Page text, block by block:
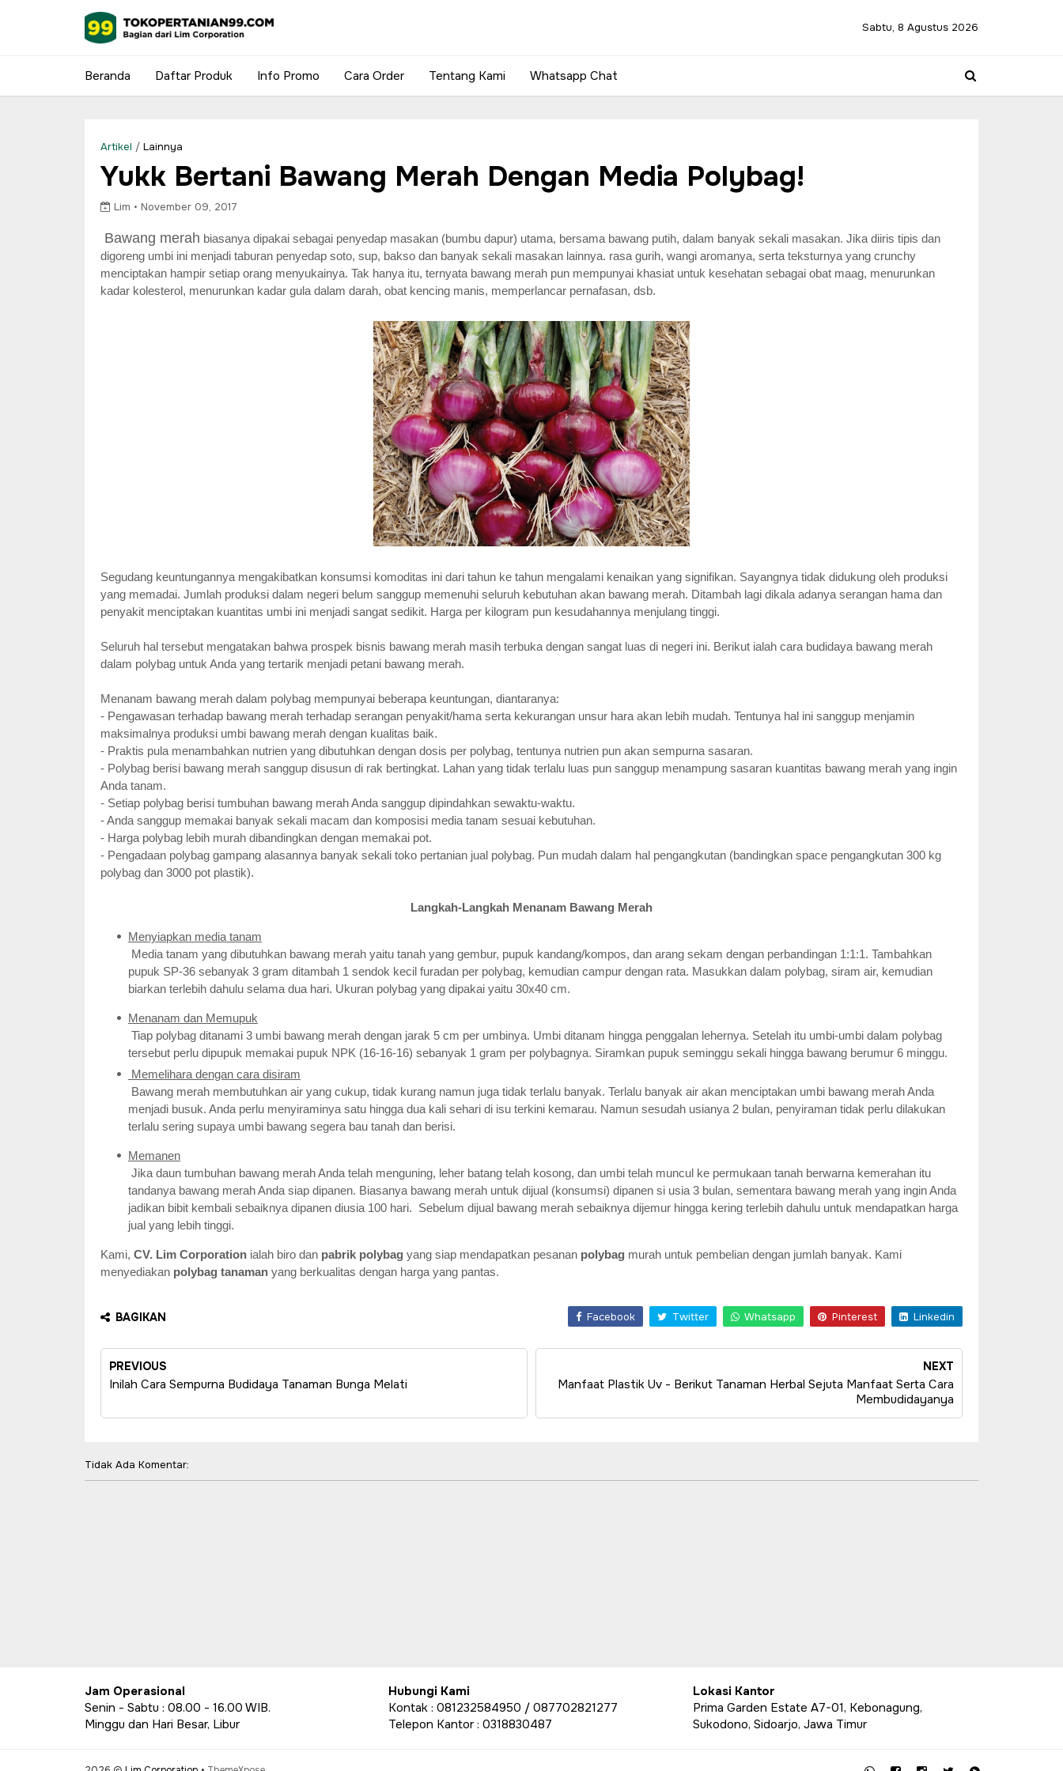
Sabtu, 8 Agustus 2026
Beranda Daftar Produk Info Promo Cara Order Tentang Kami Whatsapp Chat
Artikel / Lainnya
Yukk Bertani Bawang Merah Dengan Media Polybag!
Lim • November 09, 2017
Bawang merah biasanya dipakai sebagai penyedap masakan (bumbu dapur) utama, bersama bawang putih, dalam banyak sekali masakan. Jika diiris tipis dan
digoreng umbi ini menjadi taburan penyedap soto, sup, bakso dan banyak sekali masakan lainnya. rasa gurih, wangi aromanya, serta teksturnya yang crunchy
menciptakan hampir setiap orang menyukainya. Tak hanya itu, ternyata bawang merah pun mempunyai khasiat untuk kesehatan sebagai obat maag, menurunkan
kadar kolesterol, menurunkan kadar gula dalam darah, obat kencing manis, memperlancar pernafasan, dsb.
Segudang keuntungannya mengakibatkan konsumsi komoditas ini dari tahun ke tahun mengalami kenaikan yang signifikan. Sayangnya tidak didukung oleh produksi
yang memadai. Jumlah produksi dalam negeri belum sanggup memenuhi seluruh kebutuhan akan bawang merah. Ditambah lagi dikala adanya serangan hama dan
penyakit menciptakan kuantitas umbi ini menjadi sangat sedikit. Harga per kilogram pun kesudahannya menjulang tinggi.
Seluruh hal tersebut mengatakan bahwa prospek bisnis bawang merah masih terbuka dengan sangat luas di negeri ini. Berikut ialah cara budidaya bawang merah
dalam polybag untuk Anda yang tertarik menjadi petani bawang merah.
Menanam bawang merah dalam polybag mempunyai beberapa keuntungan, diantaranya:
- Pengawasan terhadap bawang merah terhadap serangan penyakit/hama serta kekurangan unsur hara akan lebih mudah. Tentunya hal ini sanggup menjamin
maksimalnya produksi umbi bawang merah dengan kualitas baik.
- Praktis pula menambahkan nutrien yang dibutuhkan dengan dosis per polybag, tentunya nutrien pun akan sempurna sasaran.
- Polybag berisi bawang merah sanggup disusun di rak bertingkat. Lahan yang tidak terlalu luas pun sanggup menampung sasaran kuantitas bawang merah yang ingin
Anda tanam.
- Setiap polybag berisi tumbuhan bawang merah Anda sanggup dipindahkan sewaktu-waktu.
- Anda sanggup memakai banyak sekali macam dan komposisi media tanam sesuai kebutuhan.
- Harga polybag lebih murah dibandingkan dengan memakai pot.
- Pengadaan polybag gampang alasannya banyak sekali toko pertanian jual polybag. Pun mudah dalam hal pengangkutan (bandingkan space pengangkutan 300 kg
polybag dan 3000 pot plastik).
Langkah-Langkah Menanam Bawang Merah
Menyiapkan media tanam
Media tanam yang dibutuhkan bawang merah yaitu tanah yang gembur, pupuk kandang/kompos, dan arang sekam dengan perbandingan 1:1:1. Tambahkan
pupuk SP-36 sebanyak 3 gram ditambah 1 sendok kecil furadan per polybag, kemudian campur dengan rata. Masukkan dalam polybag, siram air, kemudian
biarkan terlebih dahulu selama dua hari. Ukuran polybag yang dipakai yaitu 30x40 cm.
Menanam dan Memupuk
Tiap polybag ditanami 3 umbi bawang merah dengan jarak 5 cm per umbinya. Umbi ditanam hingga penggalan lehernya. Setelah itu umbi-umbi dalam polybag
tersebut perlu dipupuk memakai pupuk NPK (16-16-16) sebanyak 1 gram per polybagnya. Siramkan pupuk seminggu sekali hingga bawang berumur 6 minggu.
Memelihara dengan cara disiram
Bawang merah membutuhkan air yang cukup, tidak kurang namun juga tidak terlalu banyak. Terlalu banyak air akan menciptakan umbi bawang merah Anda
menjadi busuk. Anda perlu menyiraminya satu hingga dua kali sehari di isu terkini kemarau. Namun sesudah usianya 2 bulan, penyiraman tidak perlu dilakukan
terlalu sering supaya umbi bawang segera bau tanah dan berisi.
Memanen
Jika daun tumbuhan bawang merah Anda telah menguning, leher batang telah kosong, dan umbi telah muncul ke permukaan tanah berwarna kemerahan itu
tandanya bawang merah Anda siap dipanen. Biasanya bawang merah untuk dijual (konsumsi) dipanen si usia 3 bulan, sementara bawang merah yang ingin Anda
jadikan bibit kembali sebaiknya dipanen diusia 100 hari. Sebelum dijual bawang merah sebaiknya dijemur hingga kering terlebih dahulu untuk mendapatkan harga
jual yang lebih tinggi.
Kami, CV. Lim Corporation ialah biro dan pabrik polybag yang siap mendapatkan pesanan polybag murah untuk pembelian dengan jumlah banyak. Kami
menyediakan polybag tanaman yang berkualitas dengan harga yang pantas.
BAGIKAN Facebook Twitter Whatsapp Pinterest Linkedin
NEXT
Manfaat Plastik Uv - Berikut Tanaman Herbal Sejuta Manfaat Serta Cara
Membudidayanya
PREVIOUS
Inilah Cara Sempurna Budidaya Tanaman Bunga Melati
Tidak Ada Komentar:
Jam Operasional
Senin - Sabtu : 08.00 - 16.00 WIB.
Minggu dan Hari Besar, Libur
Hubungi Kami
Kontak : 081232584950 / 087702821277
Telepon Kantor : 0318830487
Lokasi Kantor
Prima Garden Estate A7-01, Kebonagung,
Sukodono, Sidoarjo, Jawa Timur